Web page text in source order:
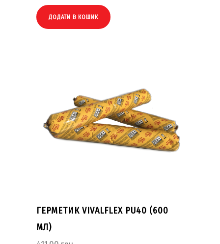
ДОДАТИ В КОШИК
ГЕРМЕТИК VIVALFLEX PU40 (600
МЛ)